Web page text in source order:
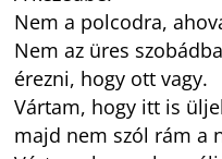
Nem a polcodra,
Nem az üres
érezni, hogy ott vagy.
Vártam, hogy itt is
majd nem szól rám a